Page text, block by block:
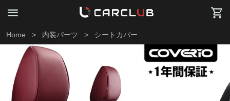
Home > 内装パーツ > シートカバー